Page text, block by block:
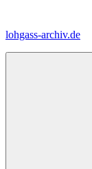
springen
lohgass-archiv.de